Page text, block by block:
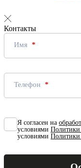
Контакты
Имя
Телефон
Я согласен на
условиями Политики
условиями Политики